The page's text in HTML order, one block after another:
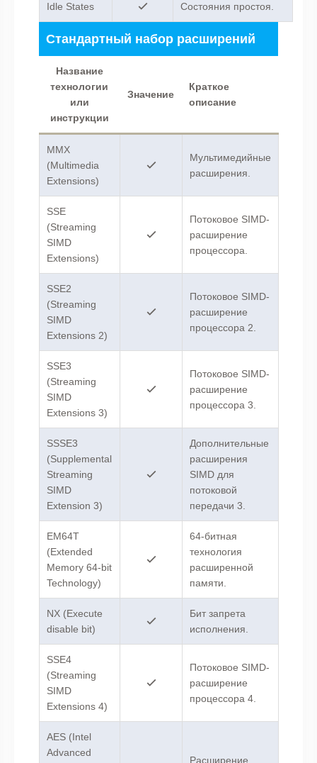
Idle States Состояния простоя.
Стандартный набор расширений
Название
технологии
или
инструкции
Значение
Краткое
описание
MMX
(Multimedia
Extensions)
Мультимедийные
расширения.
SSE
(Streaming
SIMD
Extensions)
Потоковое SIMD-
расширение
процессора.
SSE2
(Streaming
SIMD
Extensions 2)
Потоковое SIMD-
расширение
процессора 2.
SSE3
(Streaming
SIMD
Extensions 3)
Потоковое SIMD-
расширение
процессора 3.
SSSE3
(Supplemental
Streaming
SIMD
Extension 3)
Дополнительные
расширения
SIMD для
потоковой
передачи 3.
EM64T
(Extended
Memory 64-bit
Technology)
64-битная
технология
расширенной
памяти.
NX (Execute
disable bit)
Бит запрета
исполнения.
SSE4
(Streaming
SIMD
Extensions 4)
Потоковое SIMD-
расширение
процессора 4.
AES (Intel
Advanced
Расширение